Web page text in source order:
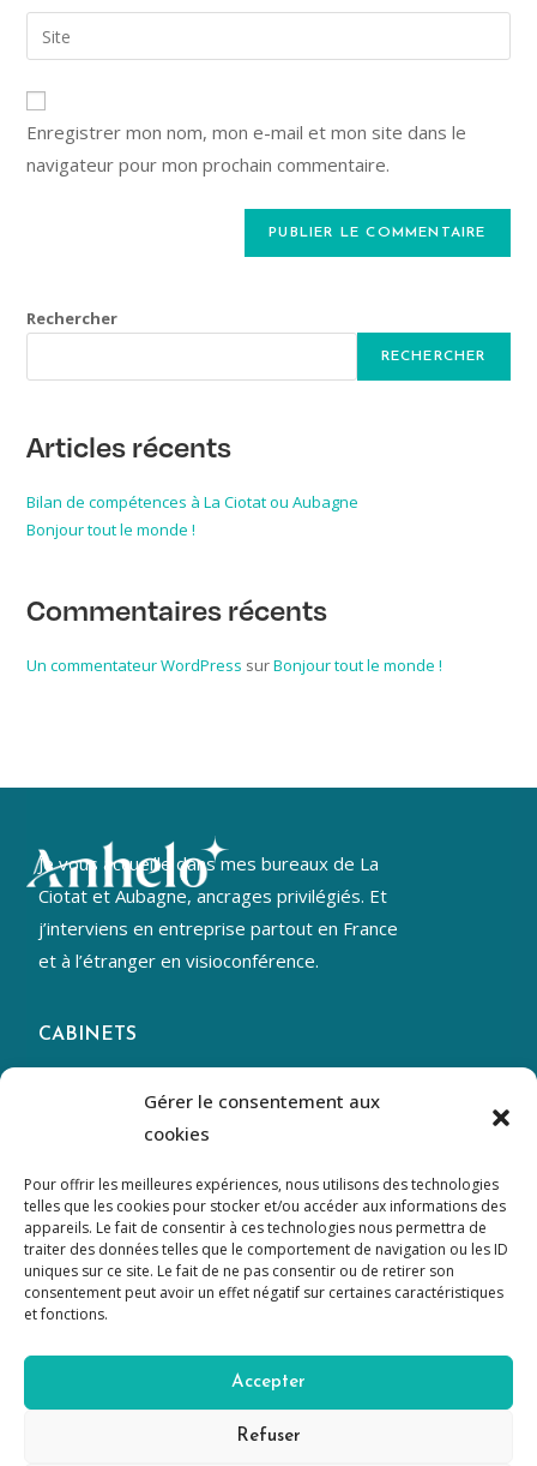
Gérer le consentement aux
cookies
Pour offrir les meilleures expériences, nous utilisons des technologies
telles que les cookies pour stocker et/ou accéder aux informations des
appareils. Le fait de consentir à ces technologies nous permettra de
traiter des données telles que le comportement de navigation ou les ID
uniques sur ce site. Le fait de ne pas consentir ou de retirer son
consentement peut avoir un effet négatif sur certaines caractéristiques
et fonctions.
Accepter
Refuser
Enregistrer mon nom, mon e-mail et mon site dans le
navigateur pour mon prochain commentaire.
Rechercher
RECHERCHER
Articles récents
Bilan de compétences à La Ciotat ou Aubagne
Bonjour tout le monde !
Commentaires récents
Un commentateur WordPress surBonjour tout le monde !
Je vous accueille dans mes bureaux de La
Ciotat et Aubagne, ancrages privilégiés. Et
j’interviens en entreprise partout en France
et à l’étranger en visioconférence.
CABINETS
– Athélia 4
365 Avenue des genévriers
Aubagne– Napollon
280, Avenue des Templiers
CONTACT
aureliarey.conseil@gmail.com